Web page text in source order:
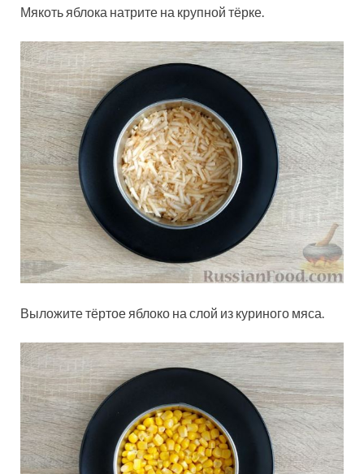
Мякоть яблока натрите на крупной тёрке.
Выложите тёртое яблоко на слой из куриного мяса.